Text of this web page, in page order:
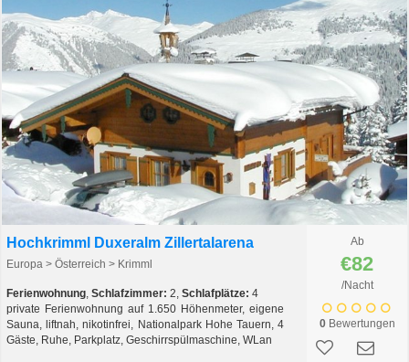
Hochkrimml Duxeralm Zillertalarena
Europa > Österreich > Krimml
Ferienwohnung, Schlafzimmer: 2, Schlafplätze: 4
private Ferienwohnung auf 1.650 Höhenmeter, eigene
Sauna, liftnah, nikotinfrei, Nationalpark Hohe Tauern, 4
Gäste, Ruhe, Parkplatz, Geschirrspülmaschine, WLan
Ab
€82
/Nacht
0Bewertungen